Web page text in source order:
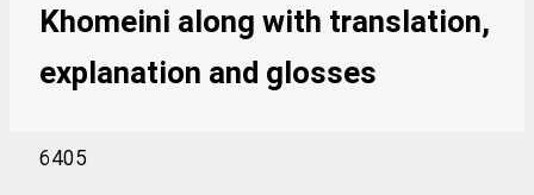
Khomeini along with translation,
explanation and glosses
6405